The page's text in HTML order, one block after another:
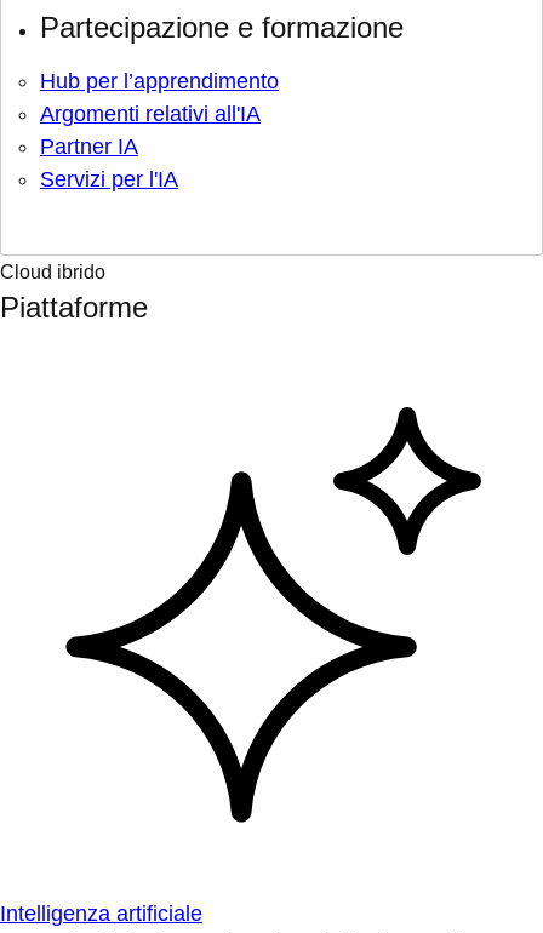
Partecipazione e formazione
Hub per l’apprendimento
Argomenti relativi all'IA
Partner IA
Servizi per l'IA
Cloud ibrido
Piattaforme
Intelligenza artificiale